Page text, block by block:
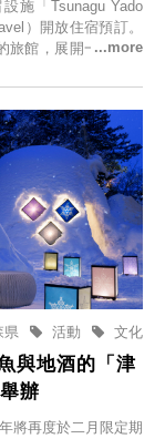
施「Tsunagu Yado
）開放住宿預訂。
旅館，展開一生一次
特別時光。
県 文化
活動
與地酒的「津
辦
將再度於二月限定期